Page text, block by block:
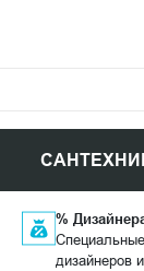
%
дизайнеров